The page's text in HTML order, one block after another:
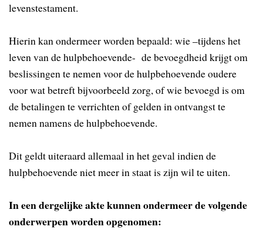
levenstestament.
Hierin kan ondermeer worden bepaald: wie –tijdens het
leven van de hulpbehoevende- de bevoegdheid krijgt om
beslissingen te nemen voor de hulpbehoevende oudere
voor wat betreft bijvoorbeeld zorg, of wie bevoegd is om
de betalingen te verrichten of gelden in ontvangst te
nemen namens de hulpbehoevende.
Dit geldt uiteraard allemaal in het geval indien de
hulpbehoevende niet meer in staat is zijn wil te uiten.
In een dergelijke akte kunnen ondermeer de volgende
onderwerpen worden opgenomen: